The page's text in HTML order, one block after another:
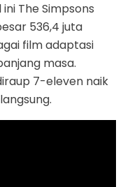
The Simpsons
536,4 juta
film adaptasi
masa.
7-eleven naik